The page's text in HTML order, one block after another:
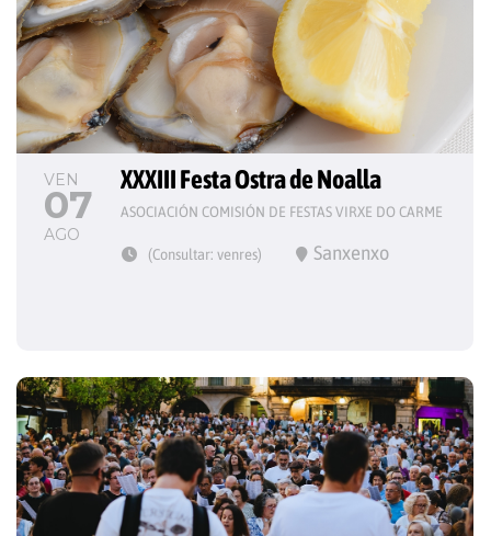
VEN
07
AGO
XXXIII Festa Ostra de Noalla
ASOCIACIÓN COMISIÓN DE FESTAS VIRXE DO CARME
(Consultar: venres) Sanxenxo